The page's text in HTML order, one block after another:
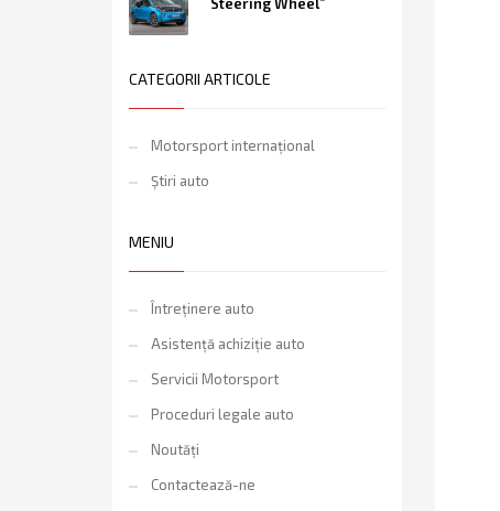
CATEGORII ARTICOLE
Motorsport internațional
Știri auto
MENIU
Întreținere auto
Asistență achiziție auto
Servicii Motorsport
Proceduri legale auto
Noutăți
Contactează-ne